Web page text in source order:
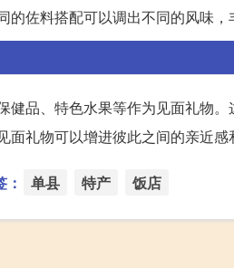
佐料搭配可以调出不同的风味，
品、特色水果等作为见面礼物
礼物可以增进彼此之间的亲近感
单县 特产 饭店